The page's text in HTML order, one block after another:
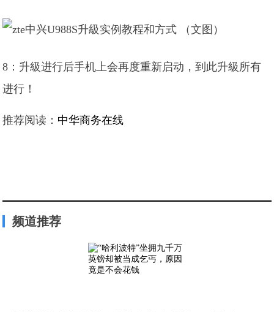
8：升級进行后手机上会再度重新启动，到此升級所有
进行！
推荐阅读： 中华商务在线
频道推荐